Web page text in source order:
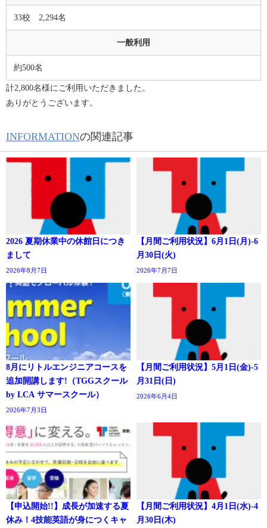
33校 2,294名
一般利用
約500名
計2,800名様にご利用いただきました。
ありがとうございます。
INFORMATIONの関連記事
2026 夏期休業中の休館日につき
まして
2026年8月7日
【月間ご利用状況】6月1日(月)-6
月30日(火)
2026年7月7日
8月にリトルエンジニアコースを
追加開講します!（TGGスクール
by LCA サマースクール）
2026年7月3日
【月間ご利用状況】5月1日(金)-5
月31日(日)
2026年6月4日
【申込開始!!】成長が加速する夏
休み！4技能英語が身につくキャ
【月間ご利用状況】4月1日(水)-4
月30日(木)